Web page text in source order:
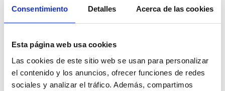
Consentimiento Detalles Acerca de las cookies
Esta página web usa cookies
Las cookies de este sitio web se usan para personalizar
el contenido y los anuncios, ofrecer funciones de redes
sociales y analizar el tráfico. Además, compartimos
Hojas de Sen
0,60€ - 12,00€Rango
de
precios:
Menta seca (Piperita)
1,25€ - 25,00€Rango
de
precios: